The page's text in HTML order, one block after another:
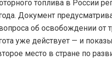
топлива в России
Документ
об освобождении от
уже действует — и
место в стране по